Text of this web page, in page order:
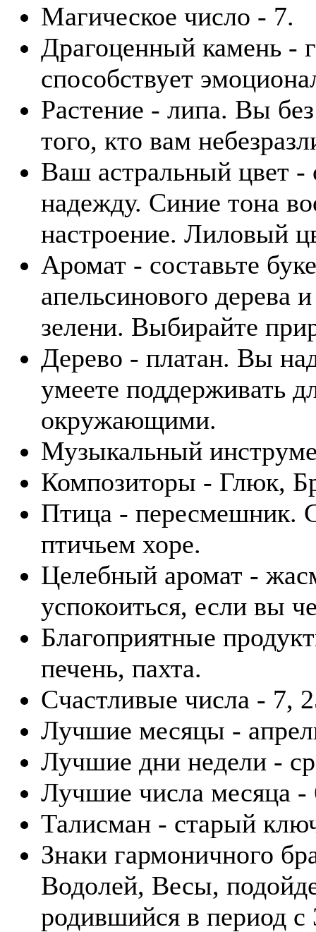
Магическое число - 7.
Драгоценный камень -
способствует
Растение - липа. Вы
того, кто вам
Ваш астральный цвет
надежду. Синие тона
настроение. Лиловый
Аромат - составьте
апельсинового дерева
зелени. Выбирайте
Дерево - платан. Вы
умеете поддерживать
окружающими.
Музыкальный
Композиторы - Глюк,
Птица - пересмешник.
птичьем хоре.
Целебный аромат -
успокоиться, если вы
Благоприятные
печень, пахта.
Счастливые числа - 7,
Лучшие месяцы -
Лучшие дни недели -
Лучшие числа месяца -
Талисман - старый
Знаки гармоничного
Водолей, Весы,
родившийся в период с